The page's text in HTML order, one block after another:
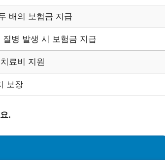
배의 보험금 지급
병 발생 시 보험금 지급
료비 지원
보장
.